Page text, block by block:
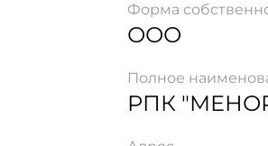
Форма
ООО
Полное
РПК